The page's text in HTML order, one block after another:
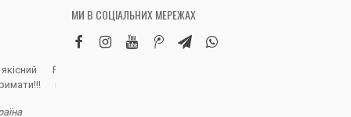
Робила замовлення дитячих вельветових
штанів. Дуже вдячна магазину, доставка
МИ В СОЦІАЛЬНИХ МЕРЕЖАХ